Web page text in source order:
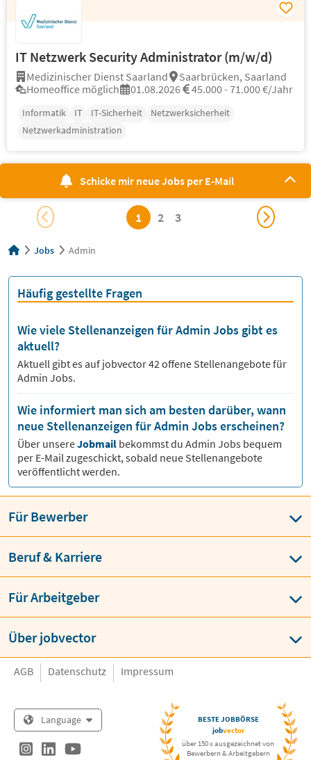
IT Netzwerk Security Administrator (m/w/d)
Medizinischer Dienst Saarland
Saarbrücken, Saarland
Homeoffice möglich
01.08.2026 45.000 - 71.000 €/Jahr
Informatik IT IT-Sicherheit
Netzwerksicherheit
Netzwerkadministration
Schicke mir neue Jobs per E-Mail
1 2 3
Jobs Admin
Häufig gestellte Fragen
Wie viele Stellenanzeigen für Admin Jobs gibt es
aktuell?
Aktuell gibt es auf jobvector42offene Stellenangebote für
Admin Jobs.
Wie informiert man sich am besten darüber, wann
neue Stellenanzeigen für Admin Jobs erscheinen?
Über unsereJobmail bekommst du Admin Jobs bequem
per E-Mail zugeschickt, sobald neue Stellenangebote
veröffentlicht werden.
Für Bewerber
Beruf & Karriere
Für Arbeitgeber
Über jobvector
AGB Datenschutz Impressum
Language
BESTE JOBBÖRSE
jobvector
über 150 x ausgezeichnet von
Bewerbern & Arbeitgebern